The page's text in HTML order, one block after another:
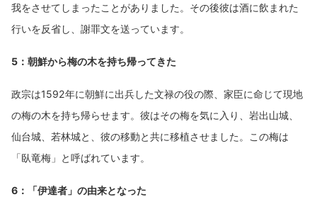
我をさせてしまったことがありました。その後彼は酒に飲まれた
行いを反省し、謝罪文を送っています。
5：朝鮮から梅の木を持ち帰ってきた
政宗は1592年に朝鮮に出兵した文禄の役の際、家臣に命じて現地
の梅の木を持ち帰らせます。彼はその梅を気に入り、岩出山城、
仙台城、若林城と、彼の移動と共に移植させました。この梅は
「臥竜梅」と呼ばれています。
6：「伊達者」の由来となった